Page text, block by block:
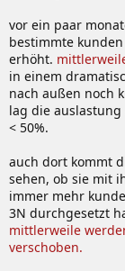
vor ein paar
bestimmte
erhöht.
in einem
nach außen noch
lag die
< 50%.
auch dort kommt
sehen, ob sie mit
immer mehr
3N durchgesetzt
mittlerweile
verschoben.